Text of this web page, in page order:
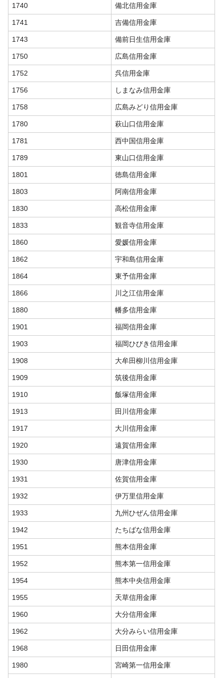
1740 備北信用金庫
1741 吉備信用金庫
1743 備前日生信用金庫
1750 広島信用金庫
1752 呉信用金庫
1756 しまなみ信用金庫
1758 広島みどり信用金庫
1780 萩山口信用金庫
1781 西中国信用金庫
1789 東山口信用金庫
1801 徳島信用金庫
1803 阿南信用金庫
1830 高松信用金庫
1833 観音寺信用金庫
1860 愛媛信用金庫
1862 宇和島信用金庫
1864 東予信用金庫
1866 川之江信用金庫
1880 幡多信用金庫
1901 福岡信用金庫
1903 福岡ひびき信用金庫
1908 大牟田柳川信用金庫
1909 筑後信用金庫
1910 飯塚信用金庫
1913 田川信用金庫
1917 大川信用金庫
1920 遠賀信用金庫
1930 唐津信用金庫
1931 佐賀信用金庫
1932 伊万里信用金庫
1933 九州ひぜん信用金庫
1942 たちばな信用金庫
1951 熊本信用金庫
1952 熊本第一信用金庫
1954 熊本中央信用金庫
1955 天草信用金庫
1960 大分信用金庫
1962 大分みらい信用金庫
1968 日田信用金庫
1980 宮崎第一信用金庫